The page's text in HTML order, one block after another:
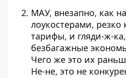
МАУ, внезапно, как
лоукостерами, резко
тарифы, и гляди-ж-
безбагажные
Чего же это их
Не-не, это не